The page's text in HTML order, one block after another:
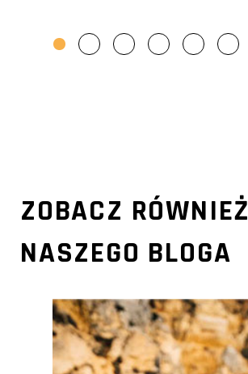
ZOBACZ RÓWNIEŻ
NASZEGO BLOGA